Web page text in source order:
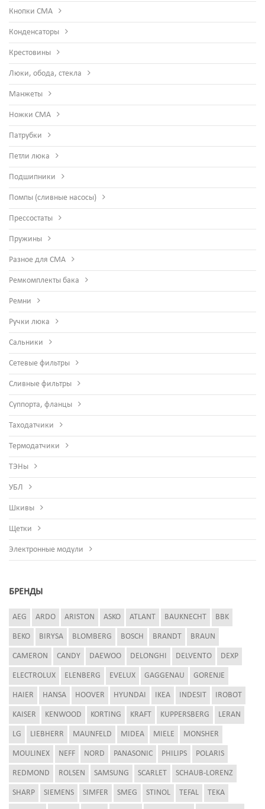
Кнопки СМА
Конденсаторы
Крестовины
Люки, обода, стекла
Манжеты
Ножки СМА
Патрубки
Петли люка
Подшипники
Помпы (сливные насосы)
Прессостаты
Пружины
Разное для СМА
Ремкомплекты бака
Ремни
Ручки люка
Сальники
Сетевые фильтры
Сливные фильтры
Суппорта, фланцы
Таходатчики
Термодатчики
ТЭНы
УБЛ
Шкивы
Щетки
Электронные модули
БРЕНДЫ
AEG ARDO ARISTON ASKO ATLANT BAUKNECHT BBK
BEKO BIRYSA BLOMBERG BOSCH BRANDT BRAUN
CAMERON CANDY DAEWOO DELONGHI DELVENTO DEXP
ELECTROLUX ELENBERG EVELUX GAGGENAU GORENJE
HAIER HANSA HOOVER HYUNDAI IKEA INDESIT IROBOT
KAISER KENWOOD KORTING KRAFT KUPPERSBERG LERAN
LG LIEBHERR MAUNFELD MIDEA MIELE MONSHER
MOULINEX NEFF NORD PANASONIC PHILIPS POLARIS
REDMOND ROLSEN SAMSUNG SCARLET SCHAUB-LORENZ
SHARP SIEMENS SIMFER SMEG STINOL TEFAL TEKA